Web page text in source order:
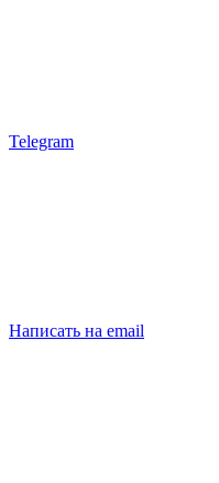
Telegram
Написать на email